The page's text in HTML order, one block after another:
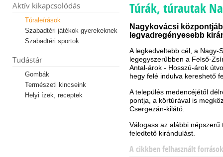
Aktív kikapcsolódás
Túraleírások
Szabadtéri játékok gyerekeknek
Szabadtéri sportok
Tudástár
Gombák
Természeti kincseink
Helyi ízek, receptek
Túrák, túrautak
Nagykovácsi
legvadregényesebb
A legkedveltebb cél, a Nagy-
legegyszerűbben a Felső-
Antal-árok - Hosszú-árok
hegy felé indulva kereshető
A település medencéjétől
pontja, a körtúrával is
Csergezán-kilátó.
Válogass az alábbi
feledtető kirándulást.
A cikkben felhasznált források